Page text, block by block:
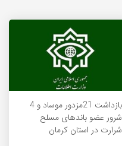
بازداشت 21مزدور موساد و 4
شرور عضو باندهای مسلح
شرارت در استان کرمان